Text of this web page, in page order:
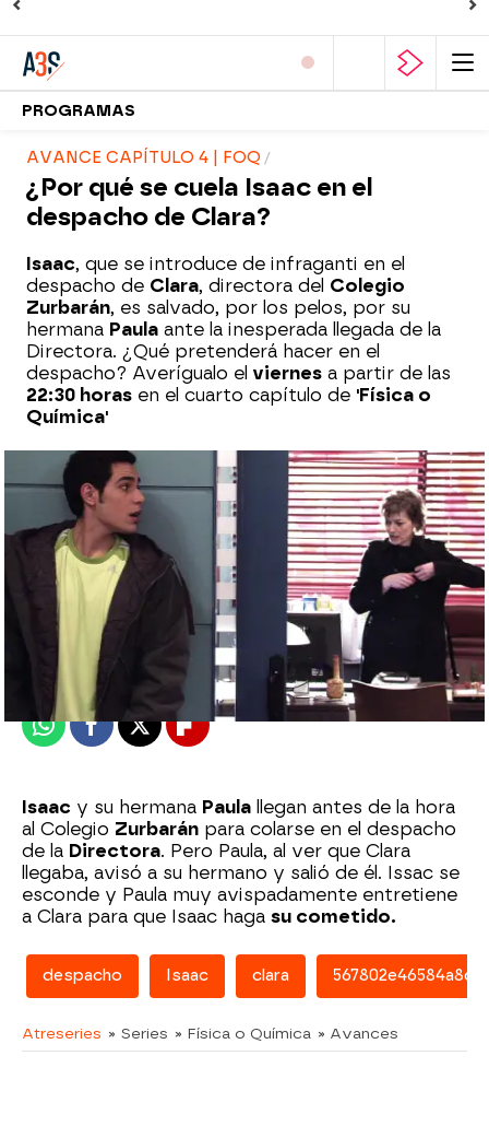
PROGRAMAS
AVANCE CAPÍTULO 4 | FOQ
¿Por qué se cuela Isaac en el
despacho de Clara?
Isaac, que se introduce de infraganti en el
despacho de Clara, directora del Colegio
Zurbarán, es salvado, por los pelos, por su
hermana Paula ante la inesperada llegada de la
Directora. ¿Qué pretenderá hacer en el
despacho? Averígualo el viernes a partir de las
22:30 horas en el cuarto capítulo de 'Física o
Química'
atreseries
Madrid
Publicado: 07 de febrero de 2018, 15:28
WhatsappFacebook
X Flipboard
Isaac y su hermana Paula llegan antes de la hora
al Colegio Zurbarán para colarse en el despacho
de la Directora. Pero Paula, al ver que Clara
llegaba, avisó a su hermano y salió de él. Issac se
esconde y Paula muy avispadamente entretiene
a Clara para que Isaac haga su cometido.
despacho Isaac clara
Atreseries » Series » Física o Química » Avances